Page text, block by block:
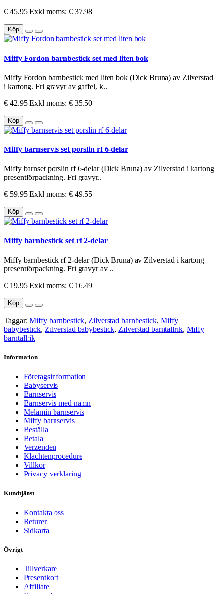
€ 45.95 Exkl moms: € 37.98
Köp
Miffy Fordon barnbestick set med liten bok
Miffy Fordon barnbestick med liten bok (Dick Bruna) av Zilverstad
i kartong. Fri gravyr av gaffel, k..
€ 42.95 Exkl moms: € 35.50
Köp
Miffy barnservis set porslin rf 6-delar
Miffy barnset porslin rf 6-delar (Dick Bruna) av Zilverstad i kartong
presentförpackning. Fri gravyr..
€ 59.95 Exkl moms: € 49.55
Köp
Miffy barnbestick set rf 2-delar
Miffy barnbestick rf 2-delar (Dick Bruna) av Zilverstad i kartong
presentförpackning. Fri gravyr av ..
€ 19.95 Exkl moms: € 16.49
Köp
Taggar: Miffy barnbestick, Zilverstad barnbestick, Miffy
babybestick, Zilverstad babybestick, Zilverstad barntallrik, Miffy
barntallrik
Information
Företagsinformation
Babyservis
Barnservis
Barnservis med namn
Melamin barnservis
Miffy barnservis
Beställa
Betala
Verzenden
Klachtenprocedure
Villkor
Privacy-verklaring
Kundtjänst
Kontakta oss
Returer
Sidkarta
Övrigt
Tillverkare
Presentkort
Affiliate